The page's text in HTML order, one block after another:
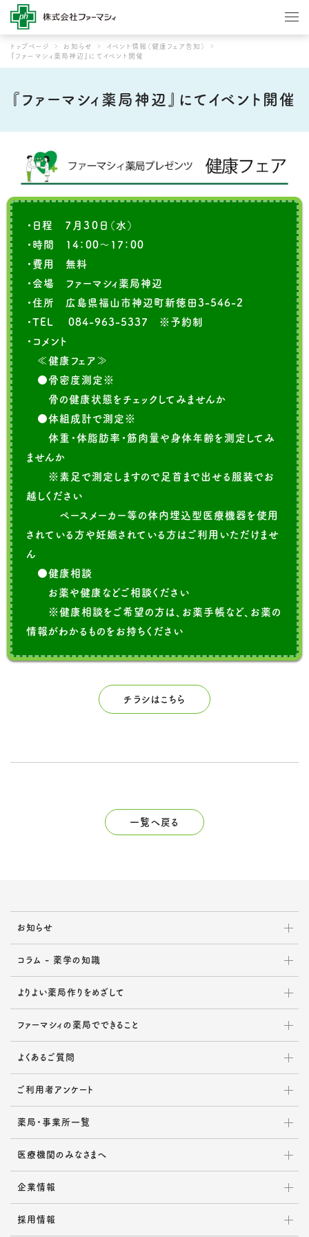
トップページ お知らせ
イベント情報（健康フェア告知）
『ファーマシィ薬局神辺』にてイベント開催
『ファーマシィ薬局神辺』にてイベント開催
・日程 ７月３０日（水）
・時間 14：00～17：00
・費用 無料
・会場 ファーマシィ薬局神辺
・住所 広島県福山市神辺町新徳田3-546-2
・TEL 084-963-5337 ※予約制
・コメント
≪健康フェア≫
●骨密度測定※
骨の健康状態をチェックしてみませんか
●体組成計で測定※
体重・体脂肪率・筋肉量や身体年齢を測定してみ
ませんか
※素足で測定しますので足首まで出せる服装でお
越しください
ペースメーカー等の体内埋込型医療機器を使用
されている方や妊娠されている方はご利用いただけませ
ん
●健康相談
お薬や健康などご相談ください
※健康相談をご希望の方は、お薬手帳など、お薬の
情報がわかるものをお持ちください
チラシはこちら
一覧へ戻る
お知らせ
コラム - 薬学の知識
よりよい薬局作りをめざして
ファーマシィの薬局でできること
よくあるご質問
ご利用者アンケート
薬局・事業所一覧
医療機関のみなさまへ
企業情報
採用情報